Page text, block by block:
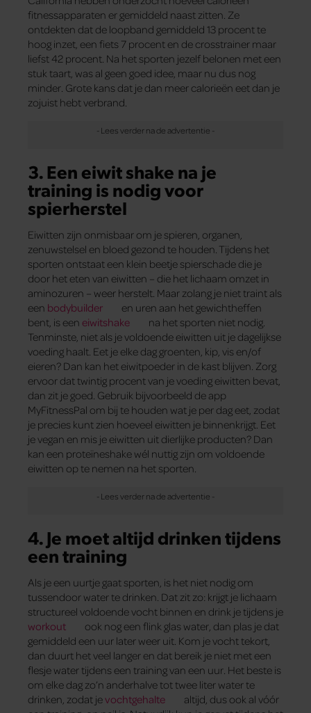
fitnessapparaten er gemiddeld naast zitten. Ze
ontdekten dat de loopband gemiddeld 13 procent te
hoog inzet, een fiets 7 procent en de crosstrainer maar
liefst 42 procent. Na het sporten jezelf belonen met een
stuk taart, was al geen goed idee, maar nu dus nog
minder. Grote kans dat je dan meer calorieën eet dan je
zojuist hebt verbrand.
3. Een eiwit shake na je
training is nodig voor
spierherstel
Eiwitten zijn onmisbaar om je spieren, organen,
zenuwstelsel en bloed gezond te houden. Tijdens het
sporten ontstaat een klein beetje spierschade die je
door het eten van eiwitten – die het lichaam omzet in
aminozuren – weer herstelt. Maar zolang je niet traint als
een bodybuilder
en uren aan het gewichtheffen
bent, is een eiwitshake
na het sporten niet nodig.
Tenminste, niet als je voldoende eiwitten uit je dagelijkse
voeding haalt. Eet je elke dag groenten, kip, vis en/of
eieren? Dan kan het eiwitpoeder in de kast blijven. Zorg
ervoor dat twintig procent van je voeding eiwitten bevat,
dan zit je goed. Gebruik bijvoorbeeld de app
MyFitnessPal om bij te houden wat je per dag eet, zodat
je precies kunt zien hoeveel eiwitten je binnenkrijgt. Eet
je vegan en mis je eiwitten uit dierlijke producten? Dan
kan een proteïneshake wél nuttig zijn om voldoende
eiwitten op te nemen na het sporten.
4. Je moet altijd drinken tijdens
een training
Als je een uurtje gaat sporten, is het niet nodig om
tussendoor water te drinken. Dat zit zo: krijgt je lichaam
structureel voldoende vocht binnen en drink je tijdens je
work­out
ook nog een flink glas water, dan plas je dat
gemiddeld een uur later weer uit. Kom je vocht tekort,
dan duurt het veel langer en dat bereik je niet met een
flesje water tijdens een training van een uur. Het beste is
om elke dag zo’n anderhalve tot twee liter water te
drinken, zodat jevochtgehalte
altijd, dus ook al vóór